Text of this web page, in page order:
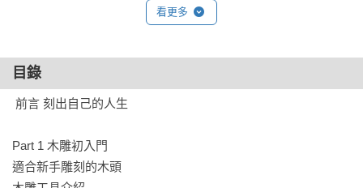
看更多
目錄
Part 1 木雕初入門
適合新手雕刻的木頭